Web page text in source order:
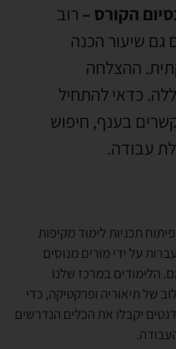
הקורס – רוב
גם שיעור הכנה
ההצלחה
כדאי להתחיל
בענף, חיפוש
עבודה.
תכניות לימוד מקיפות
על ידי מורים מנוסים
הלימודים במרכז שלנו
של תיאוריה ופרקטיקה, כדי
יקבלו את הכלים הנדרשים